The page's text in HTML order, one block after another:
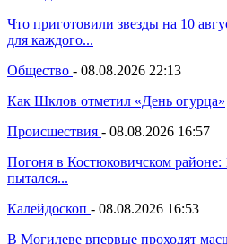
Что приготовили звезды на 10
для каждого...
Общество - 08.08.2026 22:13
Как Шклов отметил «День огурца»
Происшествия - 08.08.2026 16:57
Погоня в Костюковичском районе:
пытался...
Калейдоскоп - 08.08.2026 16:53
В Могилеве впервые проходят